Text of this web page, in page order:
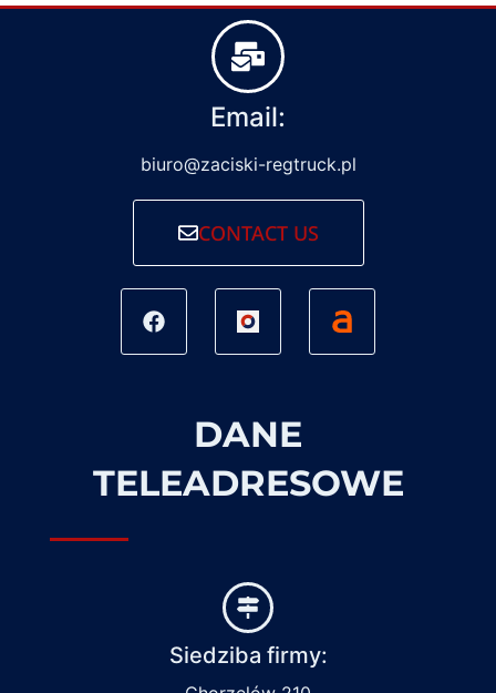
Email:
biuro@zaciski-regtruck.pl
CONTACT US
DANE
TELEADRESOWE
Siedziba firmy: